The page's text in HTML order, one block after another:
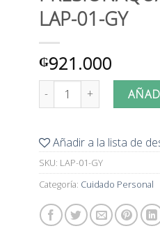
LAP-01-GY
₲921.000
LAVADORA DE ALTA
Añadir a la lista de
SKU: LAP-01-GY
Categoría: Cuidado Personal